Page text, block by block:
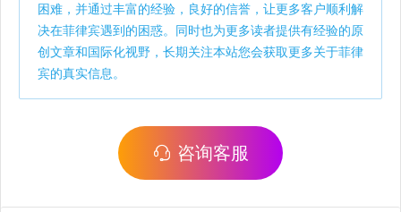
困难，并通过丰富的经验，良好的信誉，让更多客户顺利解
决在菲律宾遇到的困惑。同时也为更多读者提供有经验的原
创文章和国际化视野，长期关注本站您会获取更多关于菲律
宾的真实信息。
咨询客服